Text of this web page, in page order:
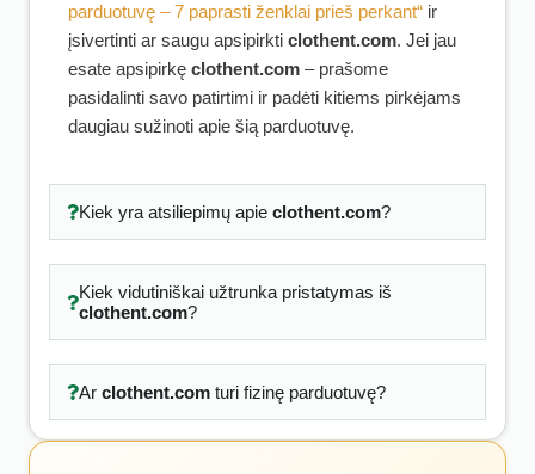
parduotuvę – 7 paprasti ženklai prieš perkant“ ir
įsivertinti ar saugu apsipirkti clothent.com. Jei jau
esate apsipirkę clothent.com – prašome
pasidalinti savo patirtimi ir padėti kitiems pirkėjams
daugiau sužinoti apie šią parduotuvę.
Kiek yra atsiliepimų apie clothent.com?
Kiek vidutiniškai užtrunka pristatymas iš
clothent.com?
Ar clothent.comturi fizinę parduotuvę?